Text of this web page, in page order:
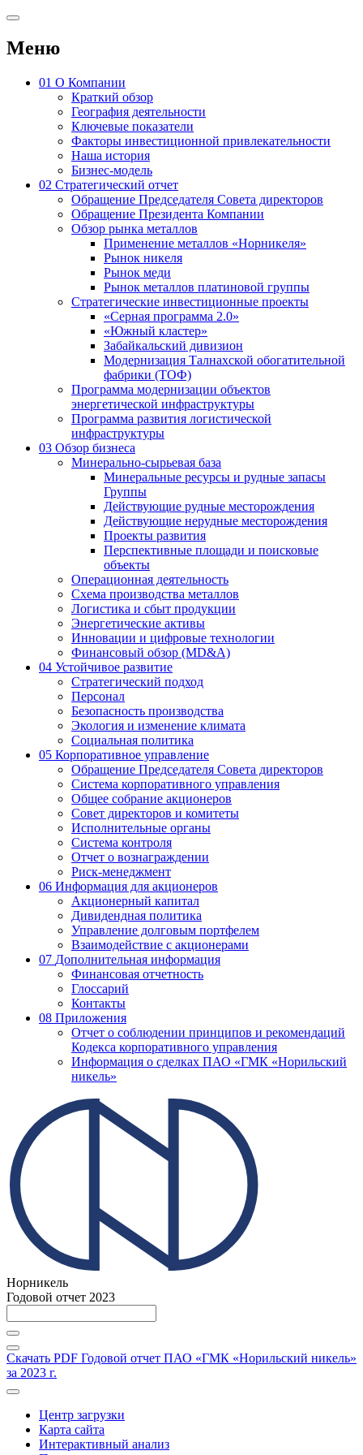
Меню
01 О Компании
Краткий обзор
География деятельности
Ключевые показатели
Факторы инвестиционной привлекательности
Наша история
Бизнес-модель
02 Стратегический отчет
Обращение Председателя Совета директоров
Обращение Президента Компании
Обзор рынка металлов
Применение металлов «Норникеля»
Рынок никеля
Рынок меди
Рынок металлов платиновой группы
Стратегические инвестиционные проекты
«Серная программа 2.0»
«Южный кластер»
Забайкальский дивизион
Модернизация Талнахской обогатительной
фабрики (ТОФ)
Программа модернизации объектов
энергетической инфраструктуры
Программа развития логистической
инфраструктуры
03 Обзор бизнеса
Минерально-сырьевая база
Минеральные ресурсы и рудные запасы
Группы
Действующие рудные месторождения
Действующие нерудные месторождения
Проекты развития
Перспективные площади и поисковые
объекты
Операционная деятельность
Схема производства металлов
Логистика и сбыт продукции
Энергетические активы
Инновации и цифровые технологии
Финансовый обзор (MD&A)
04 Устойчивое развитие
Стратегический подход
Персонал
Безопасность производства
Экология и изменение климата
Социальная политика
05 Корпоративное управление
Обращение Председателя Совета директоров
Система корпоративного управления
Общее собрание акционеров
Совет директоров и комитеты
Исполнительные органы
Система контроля
Отчет о вознаграждении
Риск-менеджмент
06 Информация для акционеров
Акционерный капитал
Дивидендная политика
Управление долговым портфелем
Взаимодействие с акционерами
07 Дополнительная информация
Финансовая отчетность
Глоссарий
Контакты
08 Приложения
Отчет о соблюдении принципов и рекомендаций
Кодекса корпоративного управления
Информация о сделках ПАО «ГМК «Норильский
никель»
Норникель
Годовой отчет 2023
Скачать PDF Годовой отчет ПАО «ГМК «Норильский никель»
за 2023 г.
Центр загрузки
Карта сайта
Интерактивный анализ